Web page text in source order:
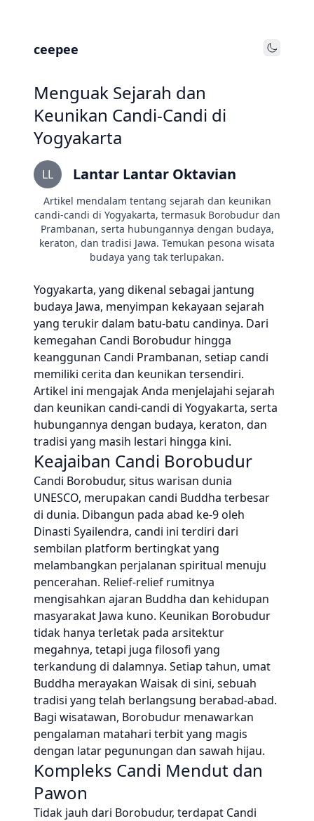
ceepee Toggle
Menguak Sejarah dan
Keunikan Candi-Candi di
Yogyakarta
LL Lantar Lantar Oktavian
Artikel mendalam tentang sejarah dan keunikan
candi-candi di Yogyakarta, termasuk Borobudur dan
Prambanan, serta hubungannya dengan budaya,
keraton, dan tradisi Jawa. Temukan pesona wisata
budaya yang tak terlupakan.
Yogyakarta, yang dikenal sebagai jantung
budaya Jawa, menyimpan kekayaan sejarah
yang terukir dalam batu-batu candinya. Dari
kemegahan Candi Borobudur hingga
keanggunan Candi Prambanan, setiap candi
memiliki cerita dan keunikan tersendiri.
Artikel ini mengajak Anda menjelajahi sejarah
dan keunikan candi-candi di Yogyakarta, serta
hubungannya dengan budaya, keraton, dan
tradisi yang masih lestari hingga kini.
Keajaiban Candi Borobudur
Candi Borobudur, situs warisan dunia
UNESCO, merupakan candi Buddha terbesar
di dunia. Dibangun pada abad ke-9 oleh
Dinasti Syailendra, candi ini terdiri dari
sembilan platform bertingkat yang
melambangkan perjalanan spiritual menuju
pencerahan. Relief-relief rumitnya
mengisahkan ajaran Buddha dan kehidupan
masyarakat Jawa kuno. Keunikan Borobudur
tidak hanya terletak pada arsitektur
megahnya, tetapi juga filosofi yang
terkandung di dalamnya. Setiap tahun, umat
Buddha merayakan Waisak di sini, sebuah
tradisi yang telah berlangsung berabad-abad.
Bagi wisatawan, Borobudur menawarkan
pengalaman matahari terbit yang magis
dengan latar pegunungan dan sawah hijau.
Kompleks Candi Mendut dan
Pawon
Tidak jauh dari Borobudur, terdapat Candi